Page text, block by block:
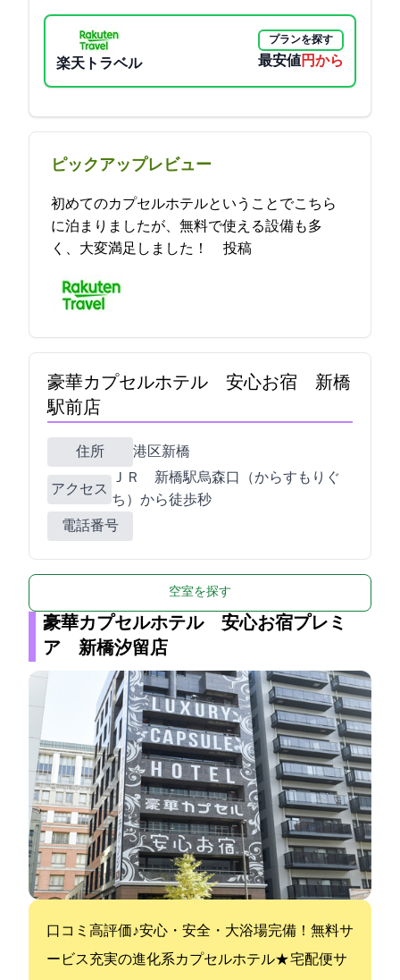
楽天トラベル
プランを探す
最安値5200円から
ピックアップレビュー
初めてのカプセルホテルということでこちら
に泊まりましたが、無料で使える設備も多
く、大変満足しました！ 2023-04-25 15:33:45投稿
豪華カプセルホテル 安心お宿 新橋
駅前店
住所 港区新橋3-21-6
アクセス
ＪＲ 新橋駅烏森口（からすもりぐ
ち）から徒歩30秒
電話番号
空室を探す
豪華カプセルホテル 安心お宿プレミ
ア 新橋汐留店
口コミ高評価♪安心・安全・大浴場完備！無料サ
ービス充実の進化系カプセルホテル★ 宅配便サ